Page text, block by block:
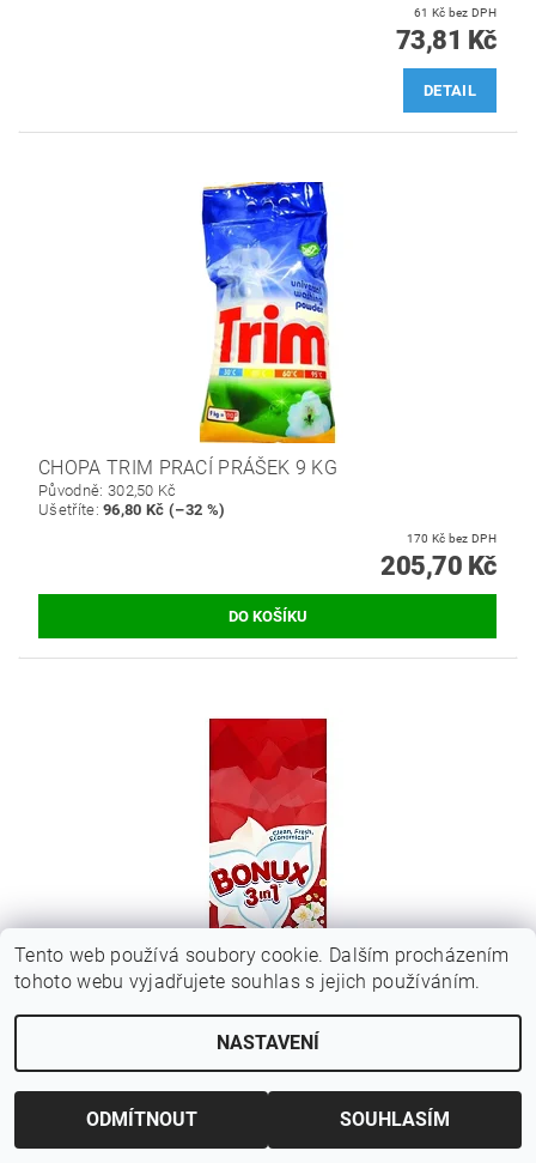
61 Kč bez DPH
73,81 Kč
DETAIL
CHOPA TRIM PRACÍ PRÁŠEK 9 KG
Původně: 302,50 Kč
Ušetříte:96,80 Kč (–32 %)
170 Kč bez DPH
205,70 Kč
BONUX 3IN1 MAGNOLIA PRACÍ PRÁŠEK 80PD/6KG
Tento web používá soubory cookie. Dalším procházením
tohoto webu vyjadřujete souhlas s jejich používáním.
NASTAVENÍ
ODMÍTNOUT SOUHLASÍM